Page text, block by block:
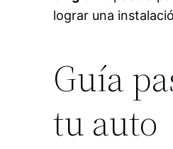
lograr una
Guía
tu auto